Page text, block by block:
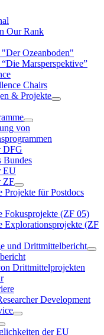
Our Rank
Ozeanboden"
Marsperspektive”
Chairs
& Projekte
von
DFG
Bundes
EU
ZF
Projekte für Postdocs
Fokusprojekte (ZF 05)
Explorationsprojekte (ZF
und Drittmittelbericht
Drittmittelprojekten
Development
der EU